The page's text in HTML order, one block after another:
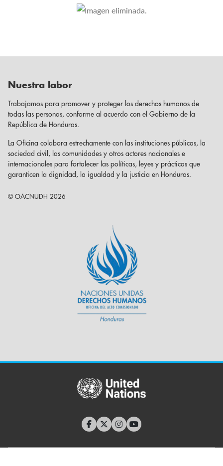
Nuestra labor
Trabajamos para promover y proteger los derechos humanos de
todas las personas, conforme al acuerdo con el Gobierno de la
República de Honduras.
La Oficina colabora estrechamente con las instituciones públicas, la
sociedad civil, las comunidades y otros actores nacionales e
internacionales para fortalecer las políticas, leyes y prácticas que
garanticen la dignidad, la igualdad y la justicia en Honduras.
© OACNUDH 2026